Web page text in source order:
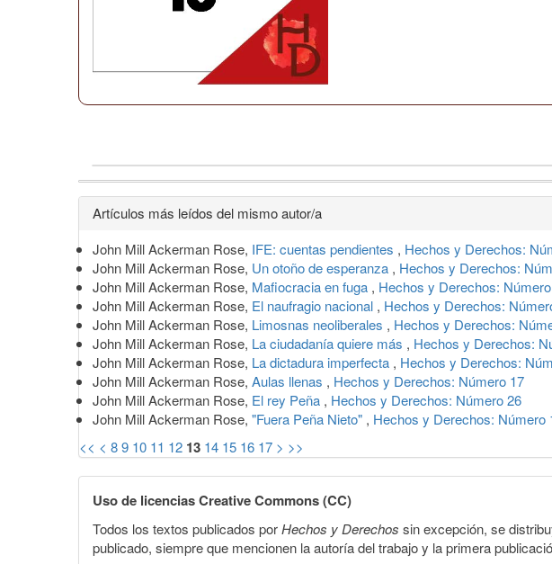
Detalles
del
artículo
Artículos más leídos del mismo autor/a
John Mill Ackerman Rose, IFE: cuentas pendientes , Hechos y Derechos:
John Mill Ackerman Rose, Un otoño de esperanza , Hechos y Derechos:
John Mill Ackerman Rose, Mafiocracia en fuga , Hechos y Derechos:
John Mill Ackerman Rose, El naufragio nacional , Hechos y Derechos:
John Mill Ackerman Rose, Limosnas neoliberales , Hechos y Derechos:
John Mill Ackerman Rose, La ciudadanía quiere más , Hechos y Derechos:
John Mill Ackerman Rose, La dictadura imperfecta , Hechos y Derechos:
John Mill Ackerman Rose, Aulas llenas , Hechos y Derechos: Número 17
John Mill Ackerman Rose, El rey Peña , Hechos y Derechos: Número 26
John Mill Ackerman Rose, "Fuera Peña Nieto" , Hechos y Derechos: Número
<< < 89 10 11 12 13 14 15 16 17 > >>
Uso de licencias Creative Commons (CC)
Todos los textos publicados porHechos y Derechos sin excepción, se
publicado, siempre que mencionen la autoría del trabajo y la primera